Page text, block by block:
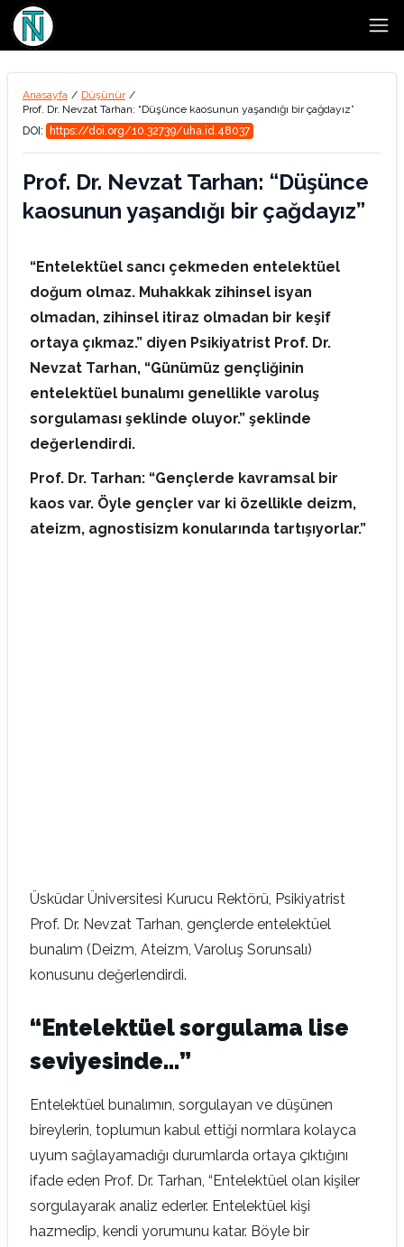
Anasayfa / Düşünür /
Prof. Dr. Nevzat Tarhan: “Düşünce kaosunun yaşandığı bir çağdayız”
DOI:
https://doi.org/10.32739/uha.id.48037
Prof. Dr. Nevzat Tarhan: “Düşünce
kaosunun yaşandığı bir çağdayız”
“Entelektüel sancı çekmeden entelektüel
doğum olmaz. Muhakkak zihinsel isyan
olmadan, zihinsel itiraz olmadan bir keşif
ortaya çıkmaz.” diyen Psikiyatrist Prof. Dr.
Nevzat Tarhan, “Günümüz gençliğinin
entelektüel bunalımı genellikle varoluş
sorgulaması şeklinde oluyor.” şeklinde
değerlendirdi.
Prof. Dr. Tarhan: “Gençlerde kavramsal bir
kaos var. Öyle gençler var ki özellikle deizm,
ateizm, agnostisizm konularında tartışıyorlar.”
Üsküdar Üniversitesi Kurucu Rektörü, Psikiyatrist
Prof. Dr. Nevzat Tarhan, gençlerde entelektüel
bunalım (Deizm, Ateizm, Varoluş Sorunsalı)
konusunu değerlendirdi.
“Entelektüel sorgulama lise
seviyesinde…”
Entelektüel bunalımın, sorgulayan ve düşünen
bireylerin, toplumun kabul ettiği normlara kolayca
uyum sağlayamadığı durumlarda ortaya çıktığını
ifade eden Prof. Dr. Tarhan, “Entelektüel olan kişiler
sorgulayarak analiz ederler. Entelektüel kişi
hazmedip, kendi yorumunu katar. Böyle bir